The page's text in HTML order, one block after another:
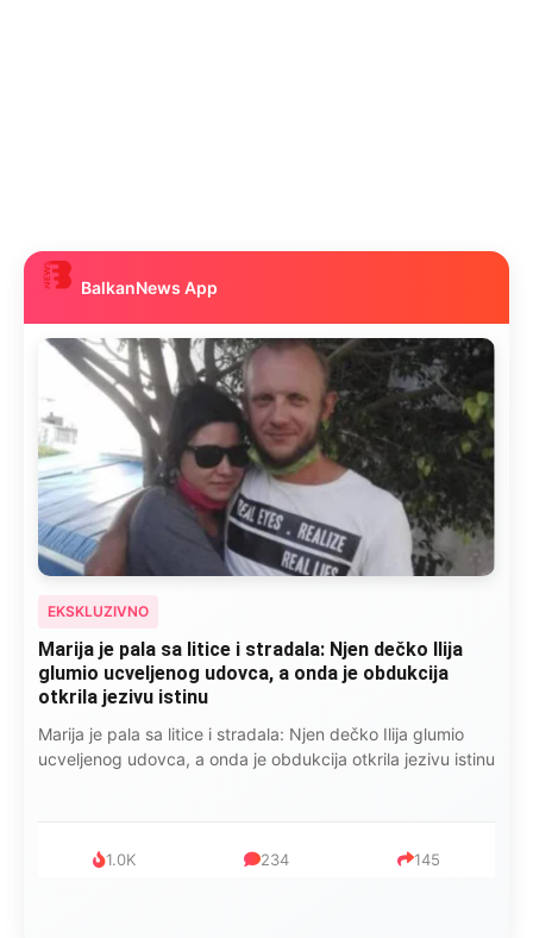
BalkanNews App
EKSKLUZIVNO
Marija je pala sa litice i stradala: Njen dečko Ilija
glumio ucveljenog udovca, a onda je obdukcija
otkrila jezivu istinu
Marija je pala sa litice i stradala: Njen dečko Ilija glumio
ucveljenog udovca, a onda je obdukcija otkrila jezivu istinu
1.0K 234 145